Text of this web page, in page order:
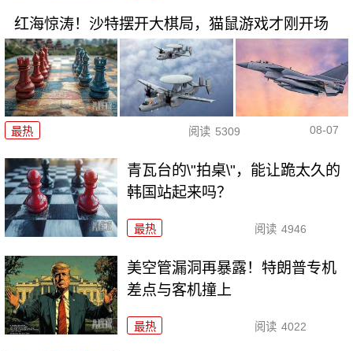
红海惊涛！沙特摆开大棋局，猫鼠游戏才刚开场
最热 阅读 5309 08-07
青瓦台的\"拍桌\"，能让跪太久的
韩国站起来吗？
最热 阅读 4946
美空管漏洞再暴露！特朗普专机
差点与客机撞上
最热 阅读 4022